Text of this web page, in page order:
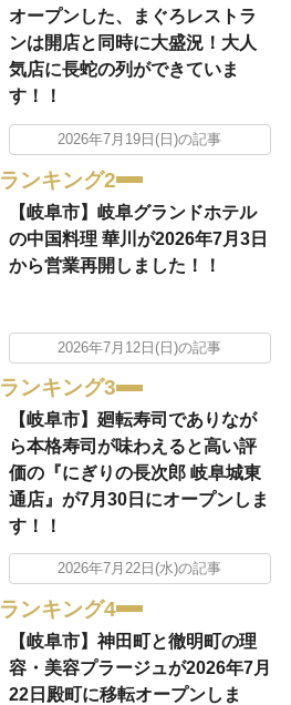
オープンした、まぐろレストラ
ンは開店と同時に大盛況！大人
気店に長蛇の列ができていま
す！！
2026年7月19日(日)の記事
ランキング2
【岐阜市】岐阜グランドホテル
の中国料理 華川が2026年7月3日
から営業再開しました！！
2026年7月12日(日)の記事
ランキング3
【岐阜市】廻転寿司でありなが
ら本格寿司が味わえると高い評
価の『にぎりの長次郎 岐阜城東
通店』が7月30日にオープンしま
す！！
2026年7月22日(水)の記事
ランキング4
【岐阜市】神田町と徹明町の理
容・美容プラージュが2026年7月
22日殿町に移転オープンしま